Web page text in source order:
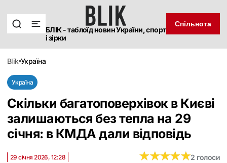
БЛІК - таблоїд новин України, спорт
і зірки
Спільнота
blik україна
Україна
Скільки багатоповерхівок в Києві
залишаються без тепла на 29
січня: в КМДА дали відповідь
29 січня 2026, 12:28 ★★★★★
★★★★★2 голоси